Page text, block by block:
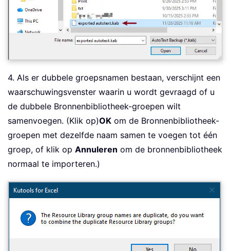
4. Als er dubbele groepsnamen bestaan, verschijnt een
waarschuwingsvenster waarin u wordt gevraagd of u
de dubbele Bronnenbibliotheek-groepen wilt
samenvoegen. (Klik op)OK om de Bronnenbibliotheek-
groepen met dezelfde naam samen te voegen tot één
groep, of klik op Annuleren om de bronnenbibliotheek
normaal te importeren.)